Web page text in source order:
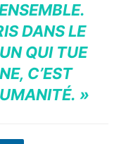
DANS LE
QUI TUE
C’EST
»